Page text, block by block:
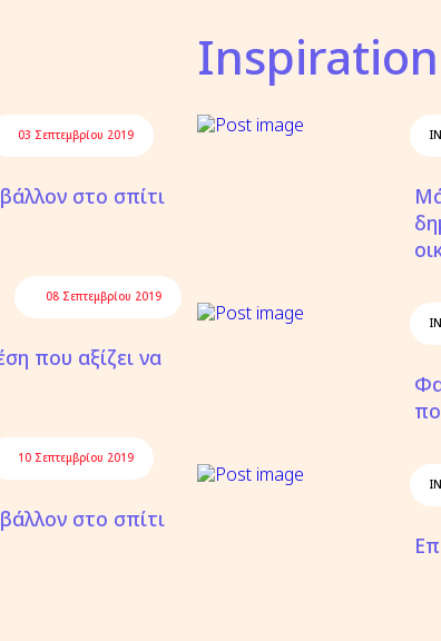
03 Σεπτεμβρίου 2019
στο σπίτι
08 Σεπτεμβρίου 2019
που αξίζει να
10 Σεπτεμβρίου 2019
στο σπίτι
Inspiration